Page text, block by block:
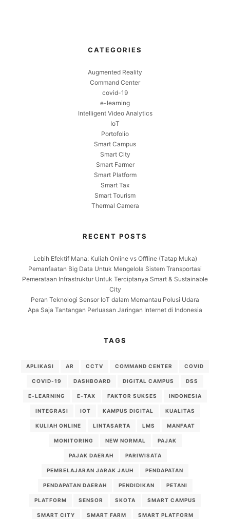
CATEGORIES
Augmented Reality
Command Center
covid-19
e-learning
Intelligent Video Analytics
IoT
Portofolio
Smart Campus
Smart City
Smart Farmer
Smart Platform
Smart Tax
Smart Tourism
Thermal Camera
RECENT POSTS
Lebih Efektif Mana: Kuliah Online vs Offline (Tatap Muka)
Pemanfaatan Big Data Untuk Mengelola Sistem Transportasi
Pemerataan Infrastruktur Untuk Terciptanya Smart & Sustainable
City
Peran Teknologi Sensor IoT dalam Memantau Polusi Udara
Apa Saja Tantangan Perluasan Jaringan Internet di Indonesia
TAGS
APLIKASI AR CCTV COMMAND CENTER COVID
COVID-19 DASHBOARD DIGITAL CAMPUS DSS
E-LEARNING E-TAX FAKTOR SUKSES INDONESIA
INTEGRASI IOT KAMPUS DIGITAL KUALITAS
KULIAH ONLINE LINTASARTA LMS MANFAAT
MONITORING NEW NORMAL PAJAK
PAJAK DAERAH PARIWISATA
PEMBELAJARAN JARAK JAUH PENDAPATAN
PENDAPATAN DAERAH PENDIDIKAN PETANI
PLATFORM SENSOR SKOTA SMART CAMPUS
SMART CITY SMART FARM SMART PLATFORM